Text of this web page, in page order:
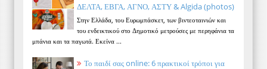
ΔΕΛΤΑ, ΕΒΓΑ, ΑΓΝΟ, ΑΣΤΥ & Algida (photos)
Στην Ελλάδα, του Ευρωμπάσκετ, των βιντεοταινιών και
του ενδεικτικού στο Δημοτικό μετρούσες με περηφάνια τα
μπάνια και τα παγωτά. Εκείνα ...
Το παιδί σας online: 6 πρακτικοί τρόποι για